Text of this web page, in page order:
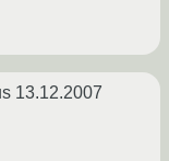
13.12.2007